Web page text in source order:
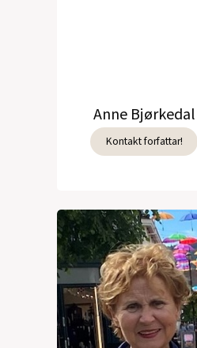
Anne Bjørkedal
Kontakt forfattar!